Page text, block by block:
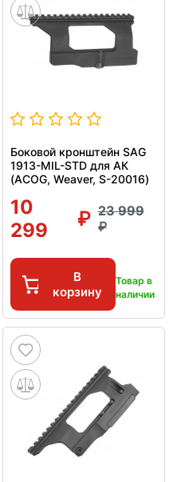
Боковой кронштейн SAG
1913-MIL-STD для АК
(ACOG, Weaver, S-20016)
10
299
23 999
В
корзину
Товар в
наличии